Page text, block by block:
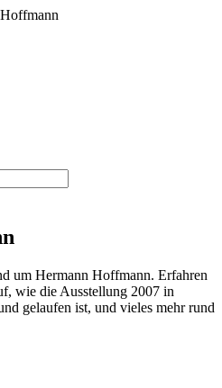
um Hermann Hoffmann. Erfahren
wie die Ausstellung 2007 in
gelaufen ist, und vieles mehr rund